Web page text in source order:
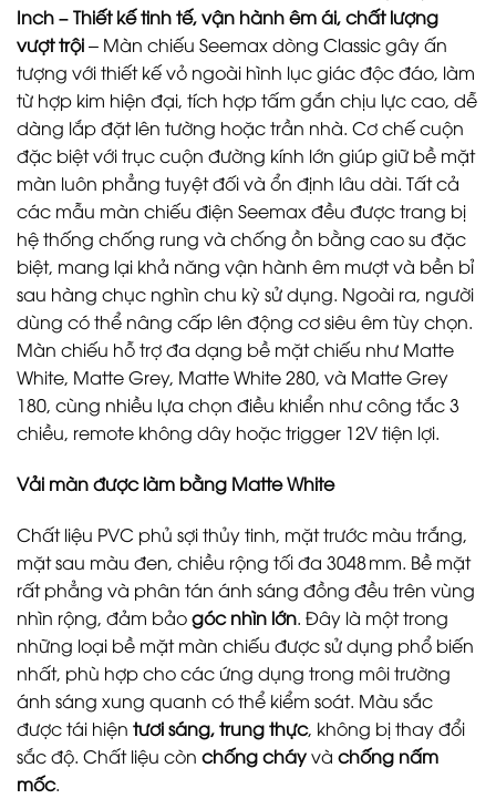
Inch – Thiết kế tinh tế, vận hành êm ái, chất lượng
vượt trội– Màn chiếu Seemax dòng Classic gây ấn
tượng với thiết kế vỏ ngoài hình lục giác độc đáo, làm
từ hợp kim hiện đại, tích hợp tấm gắn chịu lực cao, dễ
dàng lắp đặt lên tường hoặc trần nhà. Cơ chế cuộn
đặc biệt với trục cuộn đường kính lớn giúp giữ bề mặt
màn luôn phẳng tuyệt đối và ổn định lâu dài. Tất cả
các mẫu màn chiếu điện Seemax đều được trang bị
hệ thống chống rung và chống ồn bằng cao su đặc
biệt, mang lại khả năng vận hành êm mượt và bền bỉ
sau hàng chục nghìn chu kỳ sử dụng. Ngoài ra, người
dùng có thể nâng cấp lên động cơ siêu êm tùy chọn.
Màn chiếu hỗ trợ đa dạng bề mặt chiếu như Matte
White, Matte Grey, Matte White 280, và Matte Grey
180, cùng nhiều lựa chọn điều khiển như công tắc 3
chiều, remote không dây hoặc trigger 12V tiện lợi.
Vải màn được làm bằng Matte White
Chất liệu PVC phủ sợi thủy tinh, mặt trước màu trắng,
mặt sau màu đen, chiều rộng tối đa 3048 mm. Bề mặt
rất phẳng và phân tán ánh sáng đồng đều trên vùng
nhìn rộng, đảm bảogóc nhìn lớn. Đây là một trong
những loại bề mặt màn chiếu được sử dụng phổ biến
nhất, phù hợp cho các ứng dụng trong môi trường
ánh sáng xung quanh có thể kiểm soát. Màu sắc
được tái hiện tươi sáng, trung thực, không bị thay đổi
sắc độ. Chất liệu còn chống cháyvà chống nấm
mốc.